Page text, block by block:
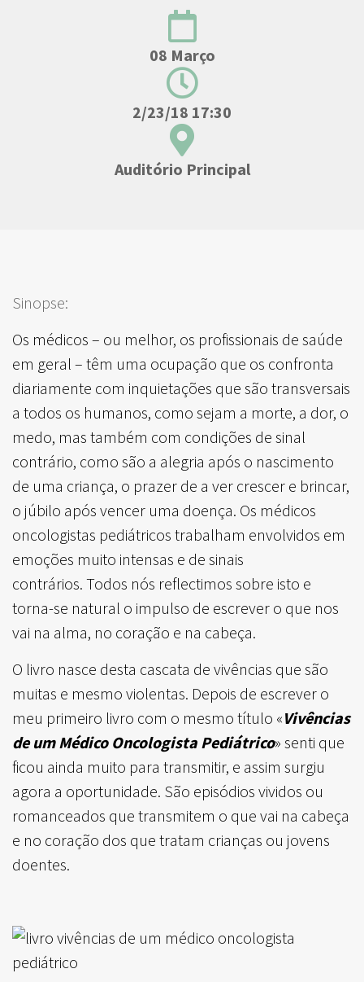
08 Março
2/23/18 17:30
Auditório Principal
Sinopse:
Os médicos – ou melhor, os profissionais de saúde
em geral – têm uma ocupação que os confronta
diariamente com inquietações que são transversais
a todos os humanos, como sejam a morte, a dor, o
medo, mas também com condições de sinal
contrário, como são a alegria após o nascimento
de uma criança, o prazer de a ver crescer e brincar,
o júbilo após vencer uma doença. Os médicos
oncologistas pediátricos trabalham envolvidos em
emoções muito intensas e de sinais
contrários. Todos nós reflectimos sobre isto e
torna-se natural o impulso de escrever o que nos
vai na alma, no coração e na cabeça.
O livro nasce desta cascata de vivências que são
muitas e mesmo violentas. Depois de escrever o
meu primeiro livro com o mesmo título «Vivências
de um Médico Oncologista Pediátrico» senti que
ficou ainda muito para transmitir, e assim surgiu
agora a oportunidade. São episódios vividos ou
romanceados que transmitem o que vai na cabeça
e no coração dos que tratam crianças ou jovens
doentes.